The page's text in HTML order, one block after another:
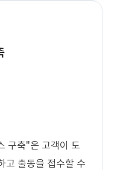
구축"은 고객이 도
고 출동을 접수할 수